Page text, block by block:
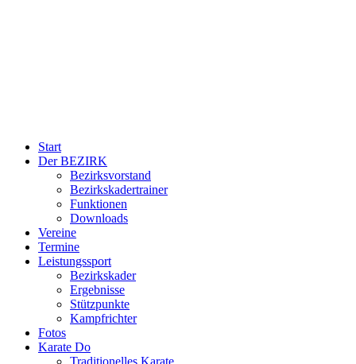
Start
Der BEZIRK
Bezirksvorstand
Bezirkskadertrainer
Funktionen
Downloads
Vereine
Termine
Leistungssport
Bezirkskader
Ergebnisse
Stützpunkte
Kampfrichter
Fotos
Karate Do
Traditionelles Karate